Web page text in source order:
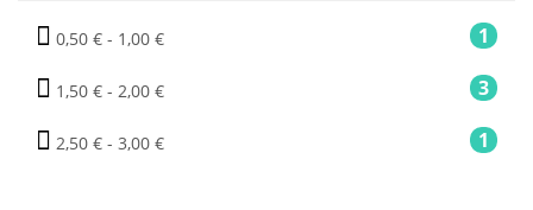
1
0,50 € - 1,00 €
3
1,50 € - 2,00 €
1
2,50 € - 3,00 €